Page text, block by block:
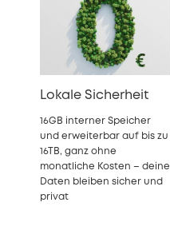
Lokale Sicherheit
16GB interner Speicher
und erweiterbar auf bis zu
16TB, ganz ohne
monatliche Kosten – deine
Daten bleiben sicher und
privat